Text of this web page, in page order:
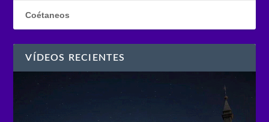
Coétaneos
VÍDEOS RECIENTES